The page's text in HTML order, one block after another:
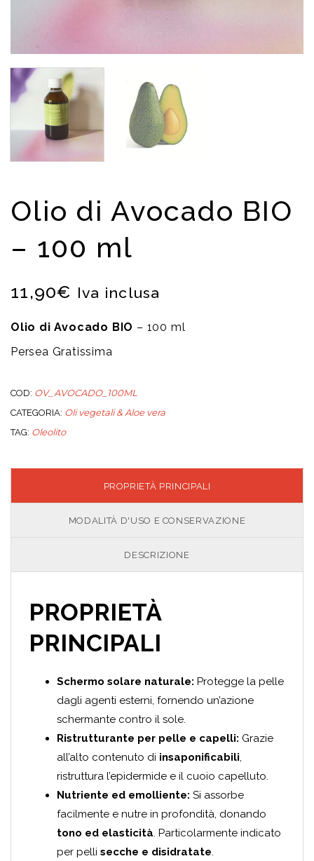
Olio di Avocado BIO
– 100 ml
11,90€ Iva inclusa
Olio di Avocado BIO – 100 ml
Persea Gratissima
COD: OV_AVOCADO_100ML
CATEGORIA: Oli vegetali & Aloe vera
TAG: Oleolito
PROPRIETÀ PRINCIPALI
MODALITÀ D'USO E CONSERVAZIONE
DESCRIZIONE
PROPRIETÀ
PRINCIPALI
Schermo solare naturale: Protegge la pelle
dagli agenti esterni, fornendo un’azione
schermante contro il sole.
Ristrutturante per pelle e capelli: Grazie
all’alto contenuto di insaponificabili,
ristruttura l’epidermide e il cuoio capelluto.
Nutriente ed emolliente: Si assorbe
facilmente e nutre in profondità, donando
tono ed elasticità. Particolarmente indicato
per pelli secche e disidratate.